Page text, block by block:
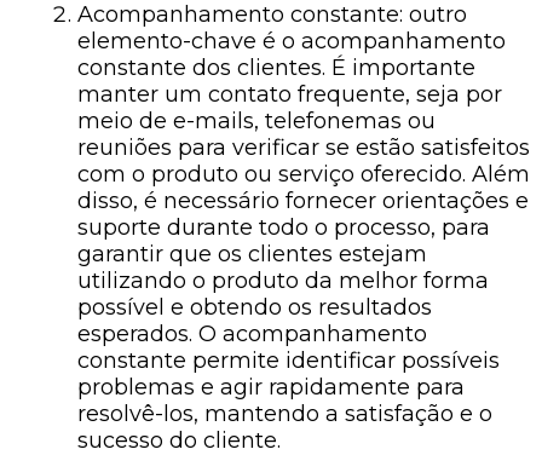
Acompanhamento constante: outro
elemento-chave é o acompanhamento
constante dos clientes. É importante
manter um contato frequente, seja por
meio de e-mails, telefonemas ou
reuniões para verificar se estão satisfeitos
com o produto ou serviço oferecido. Além
disso, é necessário fornecer orientações e
suporte durante todo o processo, para
garantir que os clientes estejam
utilizando o produto da melhor forma
possível e obtendo os resultados
esperados. O acompanhamento
constante permite identificar possíveis
problemas e agir rapidamente para
resolvê-los, mantendo a satisfação e o
sucesso do cliente.